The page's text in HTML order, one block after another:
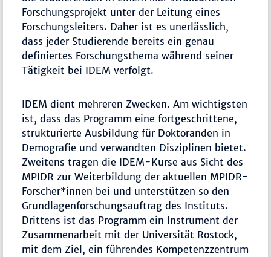
Forschungsprojekt unter der Leitung eines
Forschungsleiters. Daher ist es unerlässlich,
dass jeder Studierende bereits ein genau
definiertes Forschungsthema während seiner
Tätigkeit bei IDEM verfolgt.
IDEM dient mehreren Zwecken. Am wichtigsten
ist, dass das Programm eine fortgeschrittene,
strukturierte Ausbildung für Doktoranden in
Demografie und verwandten Disziplinen bietet.
Zweitens tragen die IDEM-Kurse aus Sicht des
MPIDR zur Weiterbildung der aktuellen MPIDR-
Forscher*innen bei und unterstützen so den
Grundlagenforschungsauftrag des Instituts.
Drittens ist das Programm ein Instrument der
Zusammenarbeit mit der Universität Rostock,
mit dem Ziel, ein führendes Kompetenzzentrum